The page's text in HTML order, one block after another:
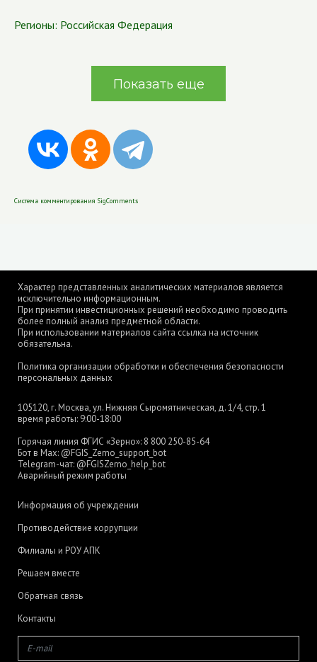
Регионы: Российская Федерация
Показать еще
Система комментирования SigComments
Характер представленных аналитических материалов является
исключительно информационным.
При принятии инвестиционных решений необходимо проводить
более полный анализ предметной области.
При использовании материалов сайта ссылка на источник
обязательна.
Политика организации обработки и обеспечения безопасности
персональных данных
105120, г. Москва, ул. Нижняя Сыромятническая, д. 1/4, стр. 1
время работы: 9:00-18:00
Горячая линия ФГИС «Зерно»: 8 800 250-85-64
Бот в Max: @FGIS_Zerno_support_bot
Telegram-чат: @FGISZerno_help_bot
Аварийный режим работы
Информация об учреждении
Противодействие коррупции
Филиалы и РОУ АПК
Решаем вместе
Обратная связь
Контакты